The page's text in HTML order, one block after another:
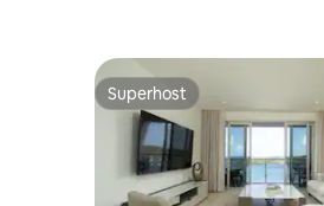
Superhost
Superhost